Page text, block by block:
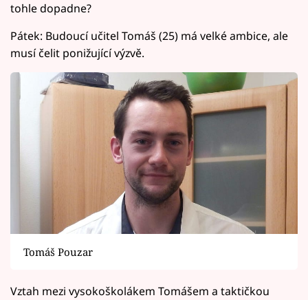
tohle dopadne?
Pátek: Budoucí učitel Tomáš (25) má velké ambice, ale
musí čelit ponižující výzvě.
Tomáš Pouzar
Vztah mezi vysokoškolákem Tomášem a taktičkou